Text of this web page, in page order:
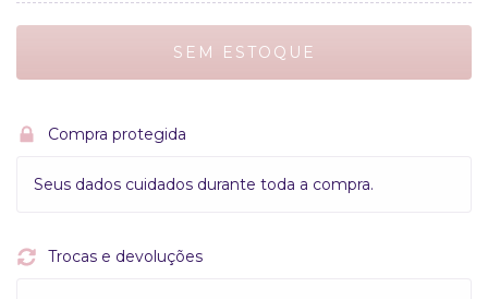
Compra protegida
Seus dados cuidados durante toda a compra.
Trocas e devoluções